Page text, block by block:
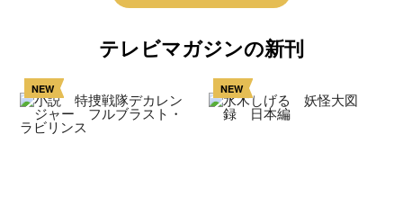
テレビマガジンの新刊
NEW NEW